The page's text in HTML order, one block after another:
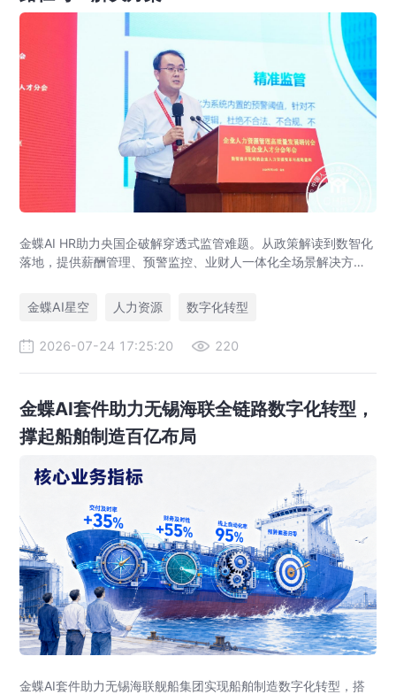
金蝶AI HR助力央国企破解穿透式监管难题。从政策解读到数智化
落地，提供薪酬管理、预警监控、业财人一体化全场景解决方
金蝶AI星空
人力资源 数字化转型
2026-07-24 17:25:20 220
金蝶AI套件助力无锡海联全链路数字化转型，
撑起船舶制造百亿布局
金蝶AI套件助力无锡海联舰船集团实现船舶制造数字化转型，搭